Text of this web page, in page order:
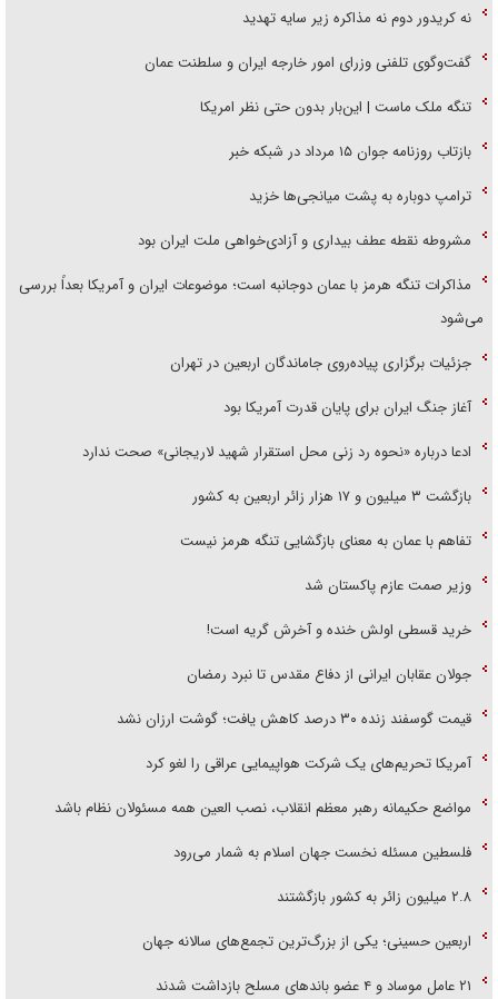
نه کریدور دوم نه مذاکره زیر سایه تهدید
گفت‌وگوی تلفنی وزرای امور خارجه ایران و سلطنت عمان
تنگه ملک ماست | این‌بار بدون حتی نظر امریکا
بازتاب روزنامه جوان ۱۵ مرداد در شبکه خبر
ترامپ دوباره به پشت میانجی‌ها خزید
مشروطه نقطه عطف بیداری و آزادی‌خواهی ملت ایران بود
مذاکرات تنگه هرمز با عمان دوجانبه است؛ موضوعات ایران و آمریکا بعداً بررسی
می‌شود
جزئیات برگزاری پیاده‌روی جاماندگان اربعین در تهران
آغاز جنگ ایران برای پایان قدرت آمریکا بود
ادعا درباره «نحوه رد زنی محل استقرار شهید لاریجانی» صحت ندارد
بازگشت ۳ میلیون و ۱۷ هزار زائر اربعین به کشور
تفاهم با عمان به معنای بازگشایی تنگه هرمز نیست
وزیر صمت عازم پاکستان شد
خرید قسطی اولش خنده و آخرش گریه است!
جولان عقابان ایرانی از دفاع مقدس تا نبرد رمضان
قیمت گوسفند زنده ۳۰ درصد کاهش یافت؛ گوشت ارزان نشد
آمریکا تحریم‌های یک شرکت هواپیمایی عراقی را لغو کرد
مواضع حکیمانه رهبر معظم انقلاب، نصب العین همه مسئولان نظام باشد
فلسطین مسئله نخست جهان اسلام به شمار می‌رود
۲.۸ میلیون زائر به کشور بازگشتند
اربعین حسینی؛ یکی از بزرگ‌ترین تجمع‌های سالانه جهان
۲۱ عامل موساد و ۴ عضو باند‌های مسلح بازداشت شدند